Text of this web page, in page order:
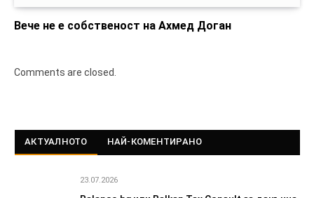
Вече не е собственост на Ахмед Доган
Comments are closed.
АКТУАЛНОТО НАЙ-КОМЕНТИРАНО
23.07.2026